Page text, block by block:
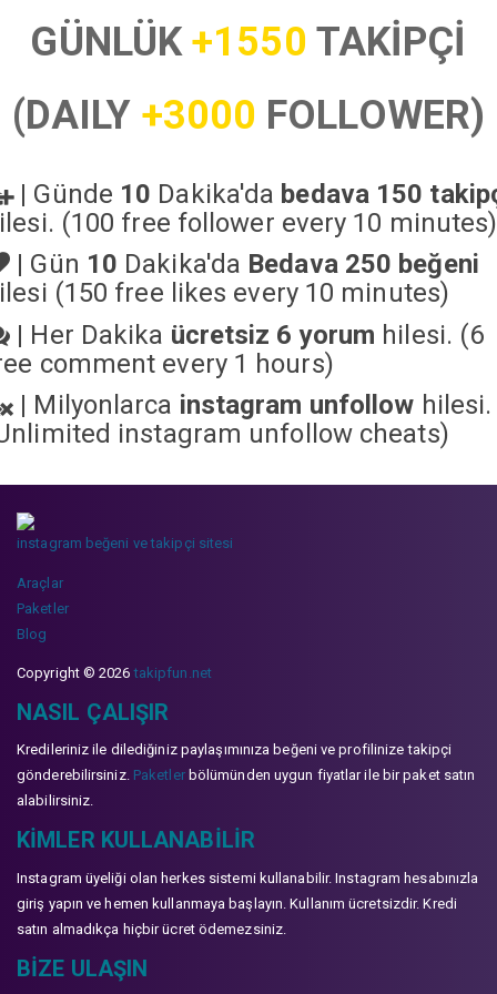
GÜNLÜK+1550 TAKİPÇİ
(DAILY +3000 FOLLOWER)
| Günde 10 Dakika'da bedava 150
(100 free follower every 10 minutes)
| Gün 10 Dakika'da Bedava 250 beğeni
(150 free likes every 10 minutes)
| Her Dakika ücretsiz 6 yorum hilesi. (6
comment every 1 hours)
| Milyonlarca instagram unfollow hilesi.
instagram unfollow cheats)
instagram beğeni ve takipçi sitesi
Araçlar
Paketler
Blog
Copyright © 2026takipfun.net
NASIL ÇALIŞIR
Kredileriniz ile dilediğiniz paylaşımınıza beğeni ve profilinize takipçi
gönderebilirsiniz. Paketlerbölümünden uygun fiyatlar ile bir paket satın
alabilirsiniz.
KIMLER KULLANABILIR
Instagram üyeliği olan herkes sistemi kullanabilir. Instagram hesabınızla
giriş yapın ve hemen kullanmaya başlayın. Kullanım ücretsizdir. Kredi
satın almadıkça hiçbir ücret ödemezsiniz.
BIZE ULAŞIN